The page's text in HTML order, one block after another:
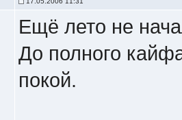
Ещё лето не
До полного
покой.